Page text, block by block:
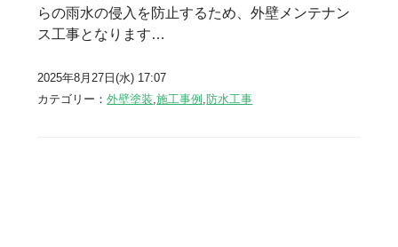
らの雨水の侵入を防止するため、外壁メンテナン
ス工事となります…
2025年8月27日(水) 17:07
カテゴリー：外壁塗装,施工事例 ,防水工事